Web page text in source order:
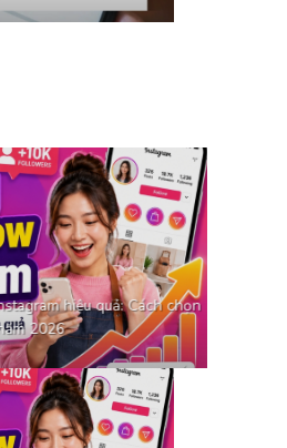
hiệu quả: Cách chọn
2026